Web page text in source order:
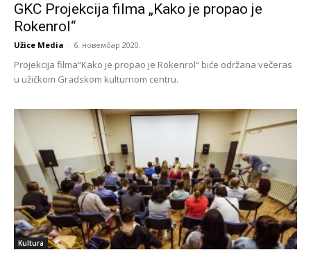
GKC Projekcija filma „Kako je propao je
Rokenrol“
Užice Media - 6. новембар 2020.
Projekcija filma“Kako je propao je Rokenrol“ biće održana večeras
u užičkom Gradskom kulturnom centru.
Kultura